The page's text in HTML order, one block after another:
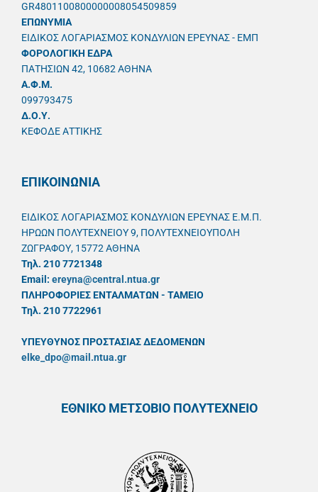
GR4801100800000008054509859
ΕΠΩΝΥΜΙΑ
ΕΙΔΙΚΟΣ ΛΟΓΑΡΙΑΣΜΟΣ ΚΟΝΔΥΛΙΩΝ ΕΡΕΥΝΑΣ - ΕΜΠ
ΦΟΡΟΛΟΓΙΚΗ ΕΔΡΑ
ΠΑΤΗΣΙΩΝ 42, 10682 ΑΘΗΝΑ
A.Φ.Μ.
099793475
Δ.Ο.Υ.
ΚΕΦΟΔΕ ΑΤΤΙΚΗΣ
ΕΠΙΚΟΙΝΩΝΙΑ
ΕΙΔΙΚΟΣ ΛΟΓΑΡΙΑΣΜΟΣ ΚΟΝΔΥΛΙΩΝ ΕΡΕΥΝΑΣ Ε.Μ.Π.
ΗΡΩΩΝ ΠΟΛΥΤΕΧΝΕΙΟΥ 9, ΠΟΛΥΤΕΧΝΕΙΟΥΠΟΛΗ
ΖΩΓΡΑΦΟΥ, 15772 ΑΘΗΝΑ
Τηλ. 210 7721348
Email: ereyna@central.ntua.gr
ΠΛΗΡΟΦΟΡΙΕΣ ΕΝΤΑΛΜΑΤΩΝ - ΤΑΜΕΙΟ
Τηλ. 210 7722961
ΥΠΕΥΘYΝΟΣ ΠΡΟΣΤΑΣΙΑΣ ΔΕΔΟΜΕΝΩΝ
elke_dpo@mail.ntua.gr
ΕΘΝΙΚΟ ΜΕΤΣΟΒΙΟ ΠΟΛΥΤΕΧΝΕΙΟ